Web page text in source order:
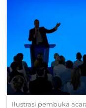
Ilustrasi pembuka